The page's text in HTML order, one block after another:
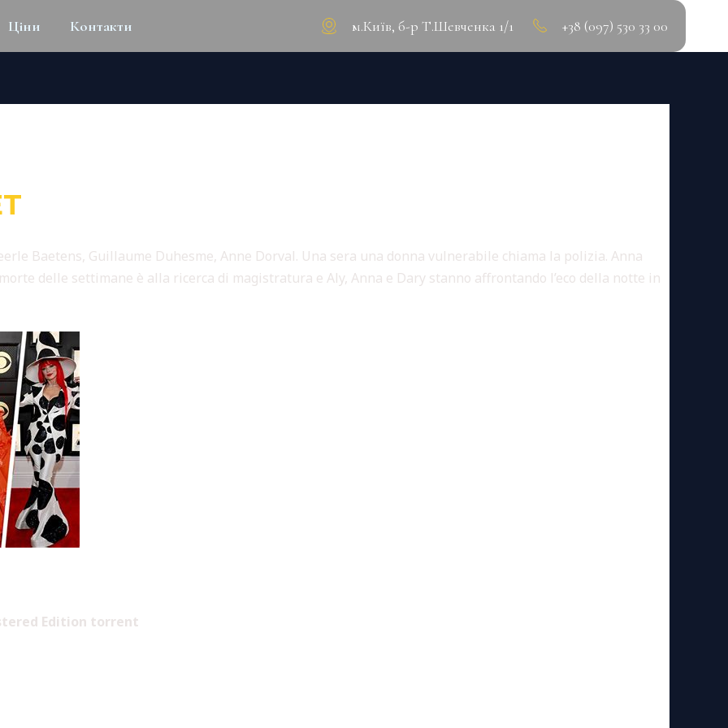
Ціни Контакти м.Київ, б-р Т.Шевченка 1/1 +38 (097) 530 33 00
Baetens, Guillaume Duhesme, Anne Dorval. Una sera una donna vulnerabile chiama la polizia. Anna
delle settimane è alla ricerca di magistratura e Aly, Anna e Dary stanno affrontando l’eco della notte in
Edition torrent